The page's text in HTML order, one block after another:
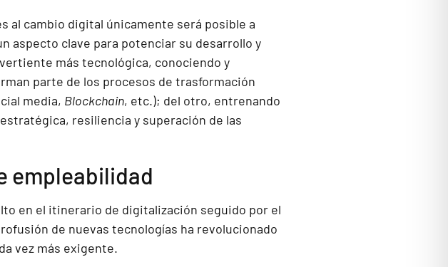
al cambio digital únicamente será posible a
aspecto clave para potenciar su desarrollo y
más tecnológica, conociendo y
parte de los procesos de trasformación
media, Blockchain, etc.); del otro, entrenando
resiliencia y superación de las
empleabilidad
en el itinerario de digitalización seguido por el
de nuevas tecnologías ha revolucionado
vez más exigente.